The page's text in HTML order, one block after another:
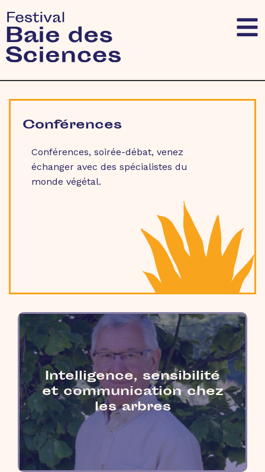
Conférences
Conférences, soirée-débat, venez
échanger avec des spécialistes du
monde végétal.
Intelligence, sensibilité
et communication chez
les arbres